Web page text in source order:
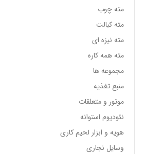
مته چوب
مته کبالت
مته نیزه ای
مته همه کاره
مجموعه ها
منبع تغذیه
موتور و متعلقات
نئودیوم استوانه
هویه و ابزار لحیم کاری
وسایل نجاری